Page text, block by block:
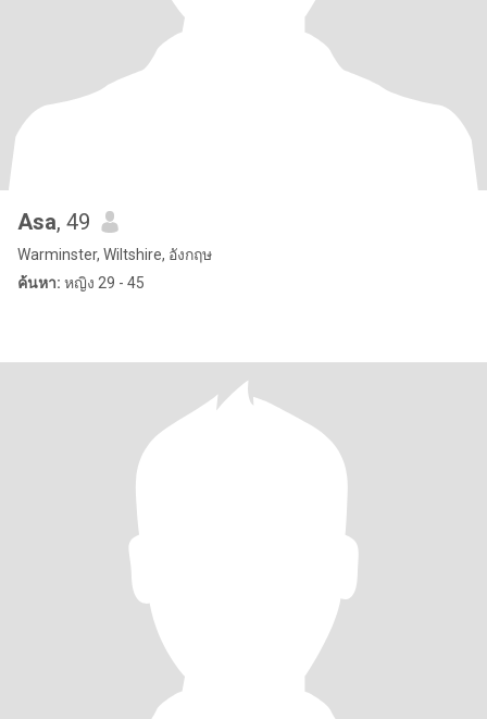
Asa, 49
Warminster, Wiltshire, อังกฤษ
ค้นหา: หญิง 29 - 45